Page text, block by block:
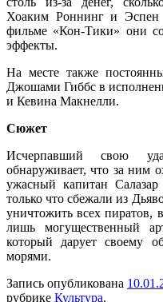
Хоаким Роннинг и
фильме «Кон-Тики» они
эффекты.
На месте также
Джошами Гиббс в
и Кевина Макнелли.
Сюжет
Исчерпавший свою
обнаруживает, что за ним
ужасный капитан
только что сбежали из
уничтожить всех пиратов,
лишь могущественный
который дарует своему
морями.
Запись опубликована
рубрике Культура.